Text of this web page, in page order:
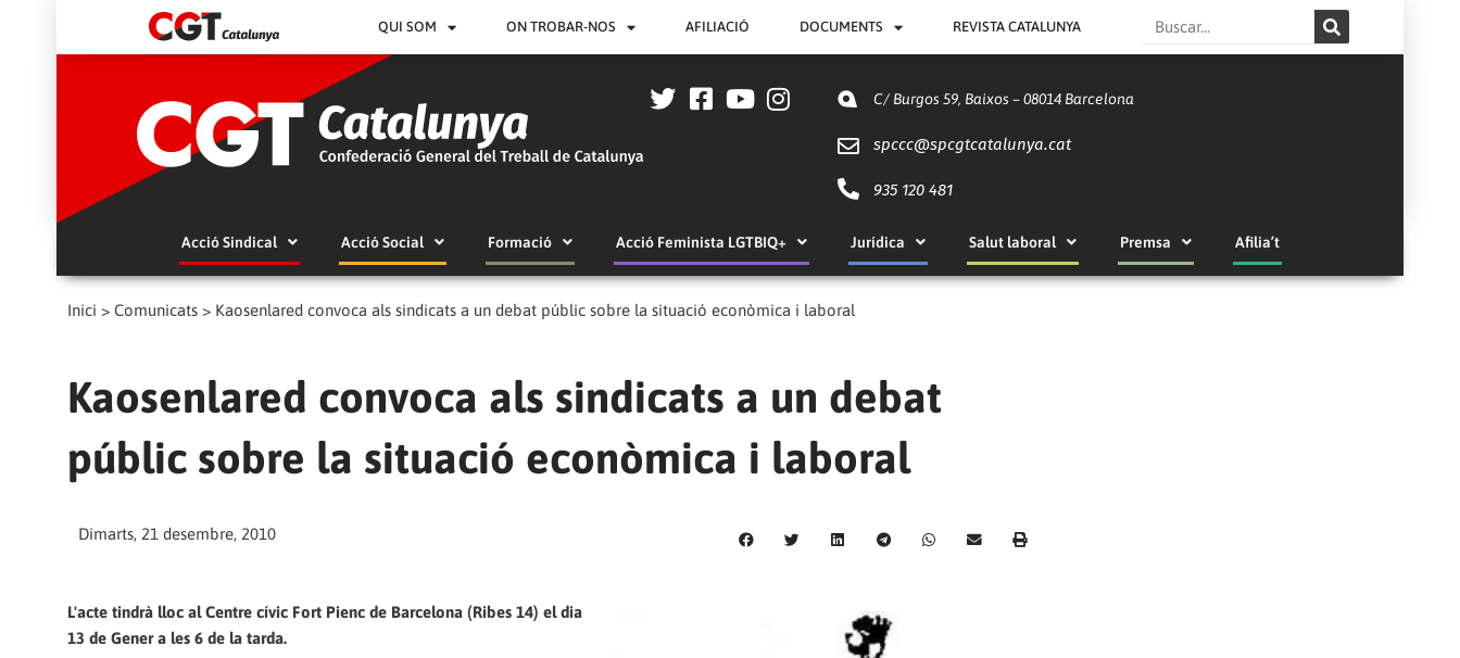
QUI SOM ON TROBAR-NOS AFILIACIÓ DOCUMENTS REVISTA CATALUNYA Search
C/ Burgos 59, Baixos – 08014 Barcelona
spccc@spcgtcatalunya.cat
935 120 481
Acció Sindical Acció Social Formació Acció Feminista LGTBIQ+ Jurídica Salut laboral Premsa Afilia’t
Inici > Comunicats > Kaosenlared convoca als sindicats a un debat públic sobre la situació econòmica i laboral
Kaosenlared convoca als sindicats a un debat
públic sobre la situació econòmica i laboral
Dimarts, 21 desembre, 2010
L'acte tindrà lloc al Centre cívic Fort Pienc de Barcelona (Ribes 14) el dia
13 de Gener a les 6 de la tarda.